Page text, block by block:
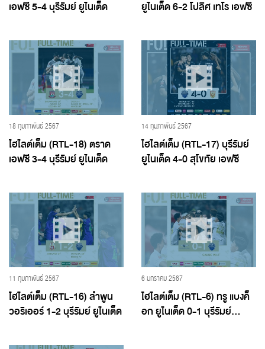
เอฟซี 5-4 บุรีรัมย์ ยูไนเต็ด ยูไนเต็ด 6-2 โปลิศ เทโร เอฟซี
18 กุมภาพันธ์ 2567
ไฮไลต์เต็ม (RTL-18) ตราด
เอฟซี 3-4 บุรีรัมย์ ยูไนเต็ด
14 กุมภาพันธ์ 2567
ไฮไลต์เต็ม (RTL-17) บุรีรัมย์
ยูไนเต็ด 4-0 สุโขทัย เอฟซี
11 กุมภาพันธ์ 2567
ไฮไลต์เต็ม (RTL-16) ลำพูน
วอริเออร์ 1-2 บุรีรัมย์ ยูไนเต็ด
6 มกราคม 2567
ไฮไลต์เต็ม (RTL-6) ทรู แบงค็
อก ยูไนเต็ด 0-1 บุรีรัมย์...